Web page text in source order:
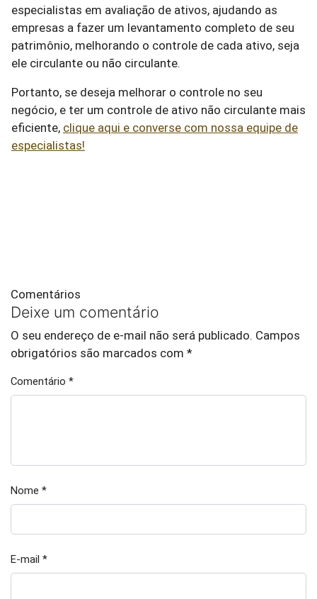
especialistas em avaliação de ativos, ajudando as
empresas a fazer um levantamento completo de seu
patrimônio, melhorando o controle de cada ativo, seja
ele circulante ou não circulante.
Portanto, se deseja melhorar o controle no seu
negócio, e ter um controle de ativo não circulante mais
eficiente, clique aqui e converse com nossa equipe de
especialistas!
Comentários
Deixe um comentário
O seu endereço de e-mail não será publicado. Campos
obrigatórios são marcados com *
Comentário *
Nome *
E-mail *